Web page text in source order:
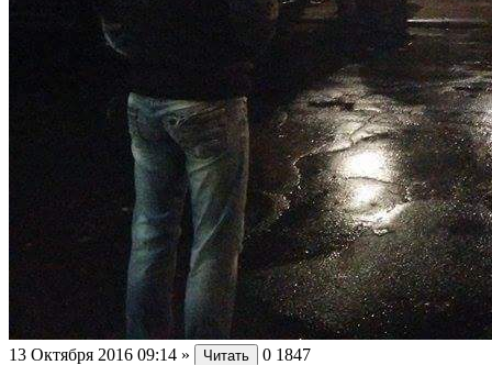
13 Октября 2016 09:14 » Читать 0 1847